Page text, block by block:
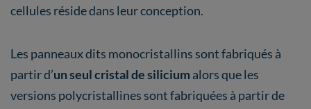
cellules réside dans leur conception.
Les panneaux dits monocristallins sont fabriqués à
partir d’un seul cristal de silicium alors que les
versions polycristallines sont fabriquées à partir de